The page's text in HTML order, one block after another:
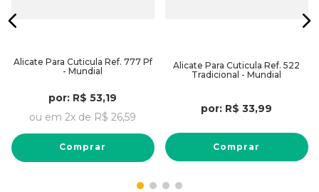
Alicate Para Cuticula Ref. 777 Pf
- Mundial
por: R$ 53,19
ou em 2x de R$ 26,59
Comprar
Alicate Para Cuticula Ref. 522
Tradicional - Mundial
por: R$ 33,99
Comprar